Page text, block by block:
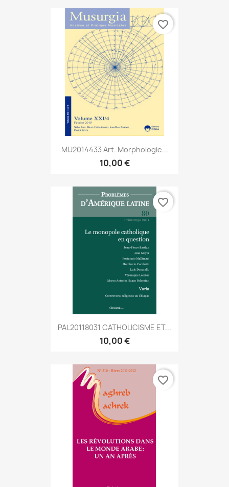
MU2014433 Art. Morphologie...
10,00 €
favorite_border
PAL20118031 CATHOLICISME ET...
10,00 €
favorite_border
favorite_border